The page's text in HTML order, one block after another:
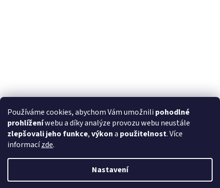
Používáme cookies, abychom Vám umožnili pohodlné
prohlíženíwebu a díky analýze provozu webu neustále
zlepšovali jeho funkce,výkona použitelnost. Více
informacízde.
Nastavení